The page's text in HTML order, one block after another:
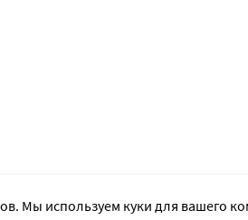
Мы используем куки для вашего